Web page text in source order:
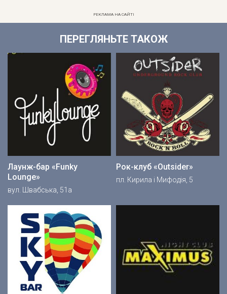
РЕКЛАМА НА САЙТІ
ПЕРЕГЛЯНЬТЕ ТАКОЖ
Лаунж-бар «Funky
Lounge»
вул. Швабська, 51а
Рок-клуб «Outsider»
пл. Кирила і Мифодія, 5